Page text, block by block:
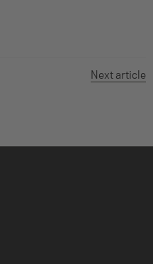
Next article